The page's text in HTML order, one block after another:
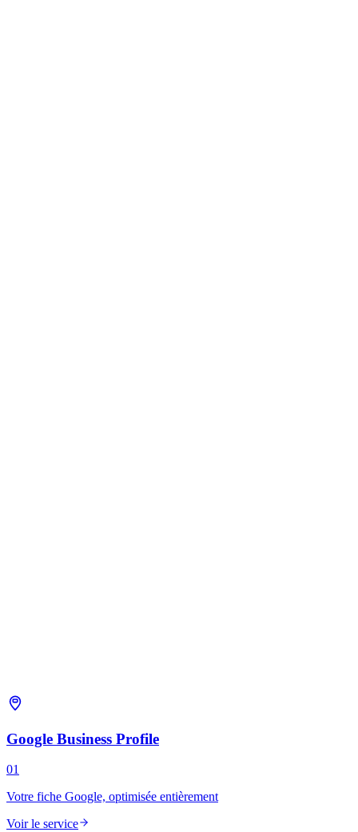
Google Business Profile
01
Votre fiche Google, optimisée entièrement
Voir le service